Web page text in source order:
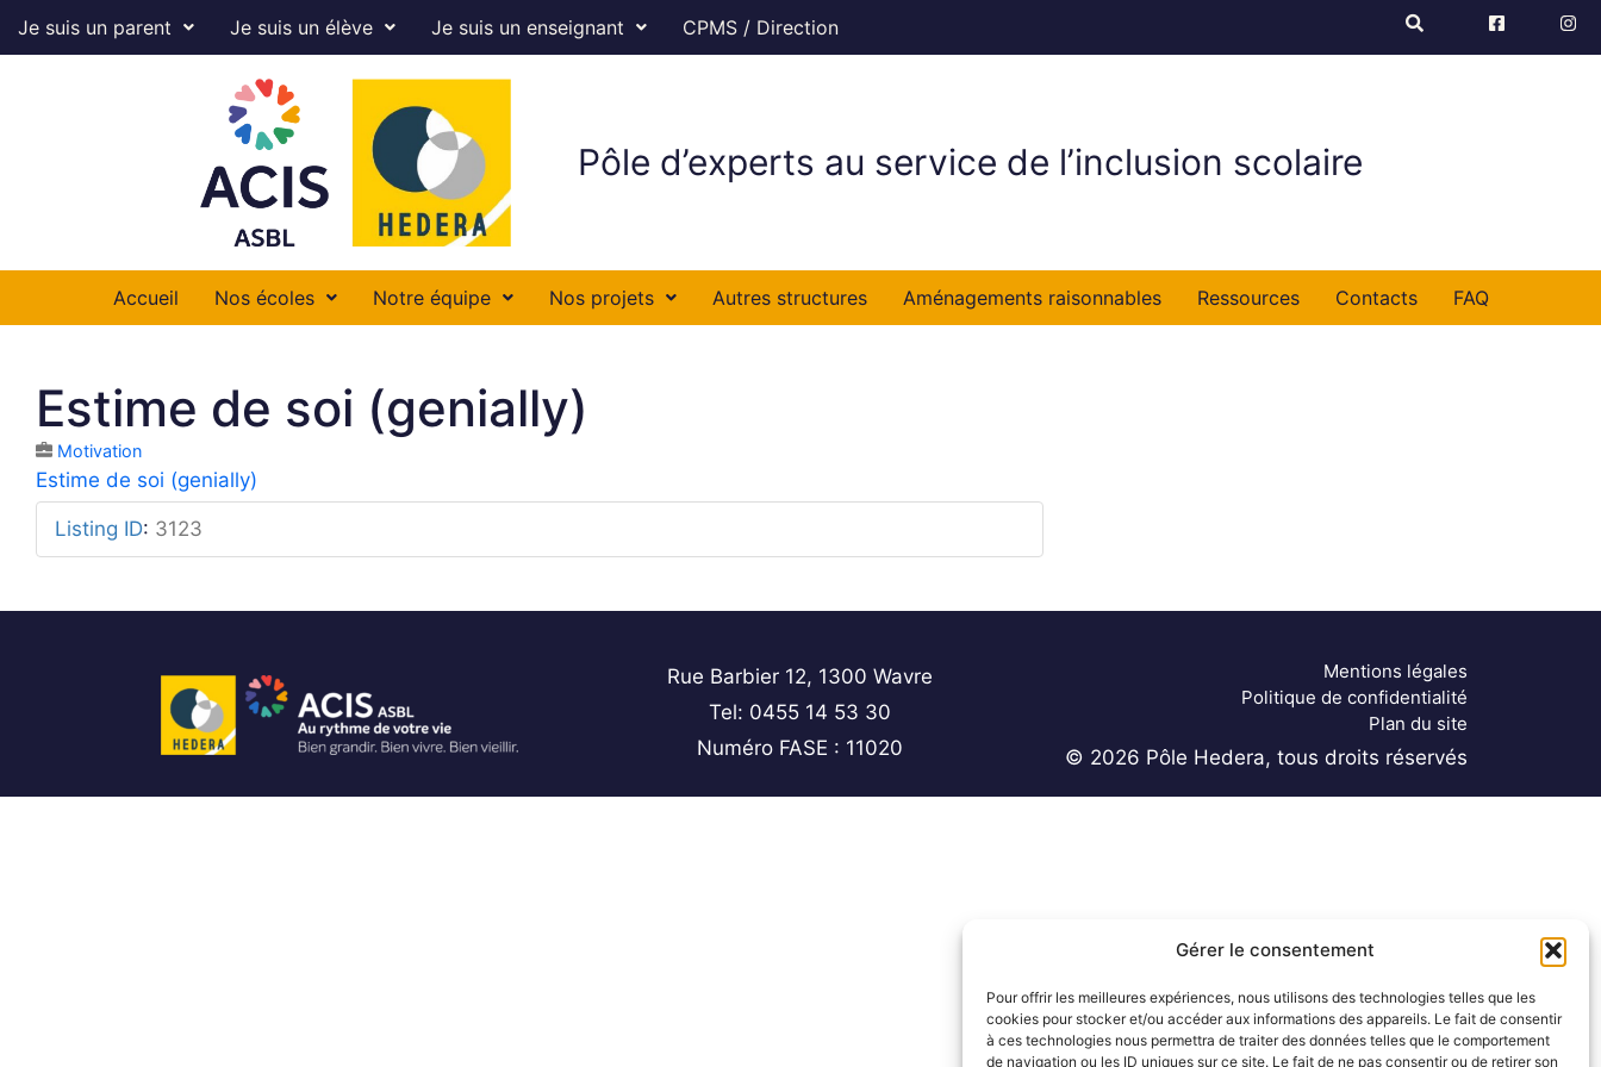
Gérer le consentement
Pour offrir les meilleures expériences, nous utilisons des technologies telles que les
cookies pour stocker et/ou accéder aux informations des appareils. Le fait de consentir
à ces technologies nous permettra de traiter des données telles que le comportement
de navigation ou les ID uniques sur ce site. Le fait de ne pas consentir ou de retirer son
Je suis un parent Je suis un élève Je suis un enseignant CPMS / Direction
Pôle d’experts au service de l’inclusion scolaire
Accueil Nos écoles Notre équipe Nos projets Autres structures Aménagements raisonnables Ressources Contacts FAQ
Estime de soi (genially)
Motivation
Estime de soi (genially)
Listing ID: 3123
Rue Barbier 12, 1300 Wavre
Tel: 0455 14 53 30
Numéro FASE : 11020
Mentions légales
Politique de confidentialité
Plan du site
© 2026 Pôle Hedera, tous droits réservés